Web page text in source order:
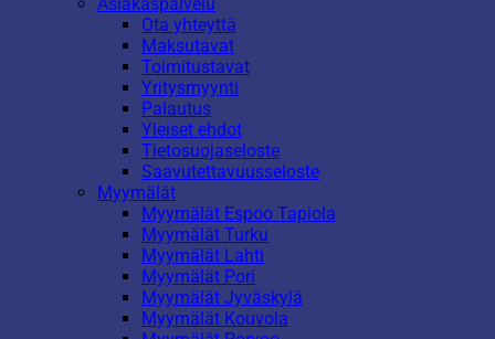
Ota yhteyttä
Maksutavat
Toimitustavat
Yritysmyynti
Palautus
Yleiset ehdot
Tietosuojaseloste
Saavutettavuusseloste
Myymälät
Myymälät Espoo Tapiola
Myymälät Turku
Myymälät Lahti
Myymälät Pori
Myymälät Jyväskylä
Myymälät Kouvola